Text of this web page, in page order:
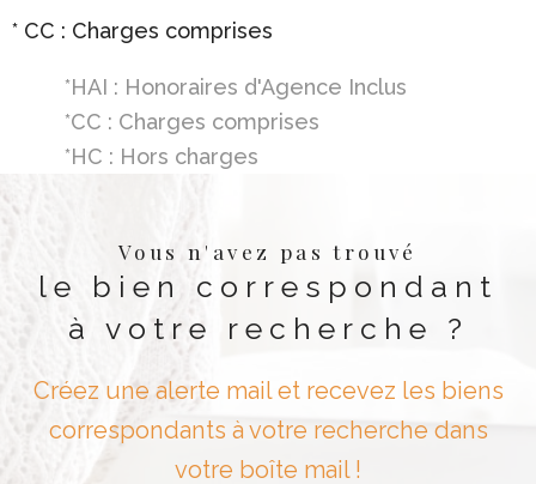
* CC : Charges comprises
*HAI : Honoraires d'Agence Inclus
*CC : Charges comprises
*HC : Hors charges
Vous n'avez pas trouvé
le bien correspondant
à votre recherche ?
Créez une alerte mail et recevez les biens
correspondants à votre recherche dans
votre boîte mail !